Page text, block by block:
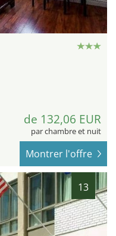
de 132,06 EUR
par chambre et nuit
Montrer l'offre
13